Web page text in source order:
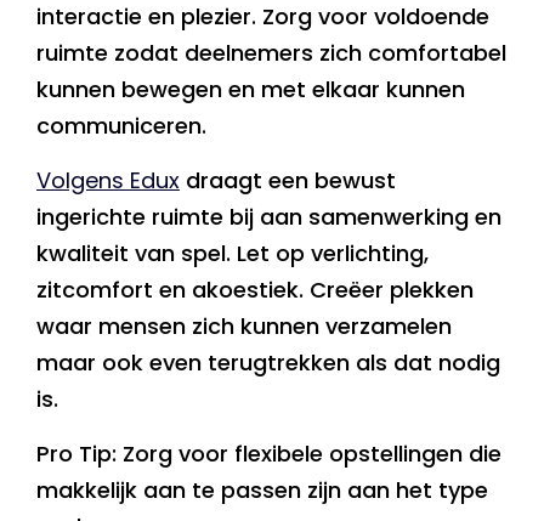
interactie en plezier. Zorg voor voldoende
ruimte zodat deelnemers zich comfortabel
kunnen bewegen en met elkaar kunnen
communiceren.
Volgens Edux draagt een bewust
ingerichte ruimte bij aan samenwerking en
kwaliteit van spel. Let op verlichting,
zitcomfort en akoestiek. Creëer plekken
waar mensen zich kunnen verzamelen
maar ook even terugtrekken als dat nodig
is.
Pro Tip: Zorg voor flexibele opstellingen die
makkelijk aan te passen zijn aan het type